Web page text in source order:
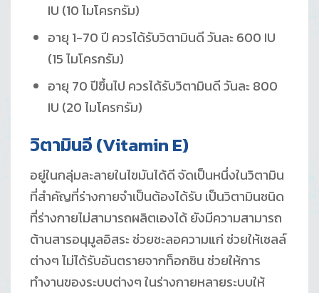
IU (10 ไมโครกรัม)
อายุ 1-70 ปี ควรได้รับวิตามินดี วันละ 600 IU
(15 ไมโครกรัม)
อายุ 70 ปีขึ้นไป ควรได้รับวิตามินดี วันละ 800
IU (20 ไมโครกรัม)
วิตามินอี(Vitamin E)
อยู่ในกลุ่มละลายในไขมันได้ดี จัดเป็นหนึ่งในวิตามิน
ที่สำคัญที่ร่างกายจำเป็นต้องได้รับ เป็นวิตามินชนิด
ที่ร่างกายไม่สามารถผลิตเองได้ ยังมีความสามารถ
ต้านสารอนุมูลอิสระ ช่วยชะลอความแก่ ช่วยให้เซลล์
ต่างๆ ไม่ได้รับอันตรายจากท็อกซิน ช่วยให้การ
ทำงานของระบบต่างๆ ในร่างกายหลายระบบให้